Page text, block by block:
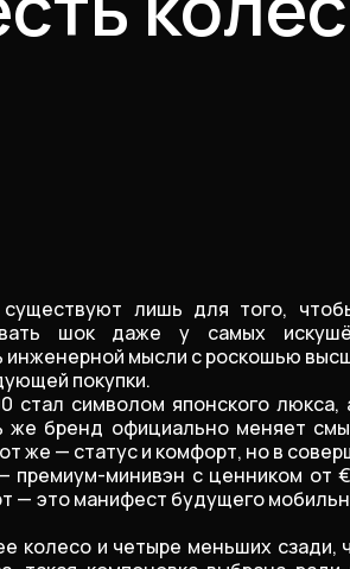
существуют лишь для того,
шок даже у самых
мысли с роскошью
покупки.
стал символом японского люкса,
бренд официально меняет
же — статус и комфорт, но в
премиум-минивэн с ценником от
это манифест будущего
колесо и четыре меньших